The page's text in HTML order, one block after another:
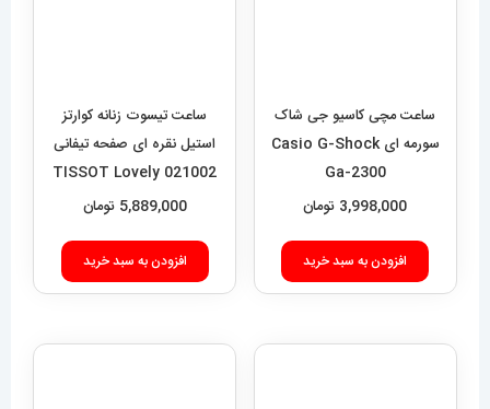
ساعت مچی کاسیو جی شاک
سورمه ای Casio G-Shock
Ga-2300
3,998,000 تومان
افزودن به سبد خرید
ساعت تیسوت زنانه کوارتز
استیل نقره ای صفحه تیفانی
021002 TISSOT Lovely
5,889,000 تومان
افزودن به سبد خرید